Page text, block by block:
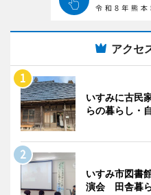
アクセ
いすみに古民
らの暮らし・
いすみ市図書
演会 田舎暮